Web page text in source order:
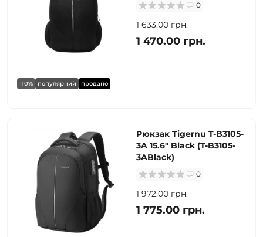
-10% популярний продано
0
1 633.00 грн.
1 470.00 грн.
Рюкзак Tigernu T-B3105-
3A 15.6" Black (T-B3105-
3ABlack)
0
1 972.00 грн.
1 775.00 грн.